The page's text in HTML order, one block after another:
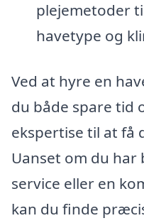
plejemetoder
havetype og
Ved at hyre en
du både spare tid
ekspertise til at få
Uanset om du
service eller en
kan du finde